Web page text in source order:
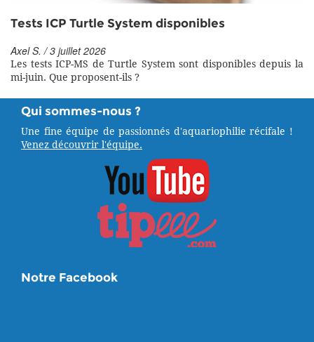
Tests ICP Turtle System disponibles
Axel S. / 3 juillet 2026
Les tests ICP-MS de Turtle System sont disponibles depuis la
mi-juin. Que proposent-ils ?
Qui sommes-nous ?
Une fine équipe de passionnés d'aquariophilie récifale !
Venez découvrir l'équipe.
Notre Facebook